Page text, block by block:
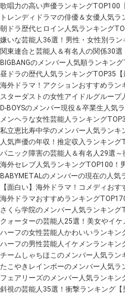
歌唱力の高い声優ランキングTOP100
トレンディドラマの俳優＆女優人気ラ
朝ドラ歴代ヒロイン人気ランキング
嫌いな芸能人36選！男性・女性別ラン
関東連合と芸能人＆有名人の関係30選
BIGBANGのメンバー人気順ランキン
昼ドラの歴代人気ランキングTOP35【
海外ドラマ！アクションおすすめラン
スターダストの女性アイドルグループ
D-BOYSのメンバー現役＆卒業生人気
メンヘラな女性芸能人ランキング
私立恵比寿中学のメンバー人気ランキ
人気声優の年収！推定収入ランキング
パニック障害の芸能人＆有名人29選～
海外セレブ人気ランキングTOP100！
BABYMETALのメンバーの現在の人気
【面白い】海外ドラマ！コメディお
海外ドラマおすすめランキング
さくら学院のメンバー人気ランキング
クォーターの芸能人25選！美女やイケ
ハーフの女性芸能人かわいいランキン
ハーフの男性芸能人イケメンランキン
チームしゃちほこのメンバー人気ラン
たこやきレインボーのメンバー人気ラ
フェアリーズのメンバー人気ランキン
斜視の芸能人35選！衝撃ランキング【